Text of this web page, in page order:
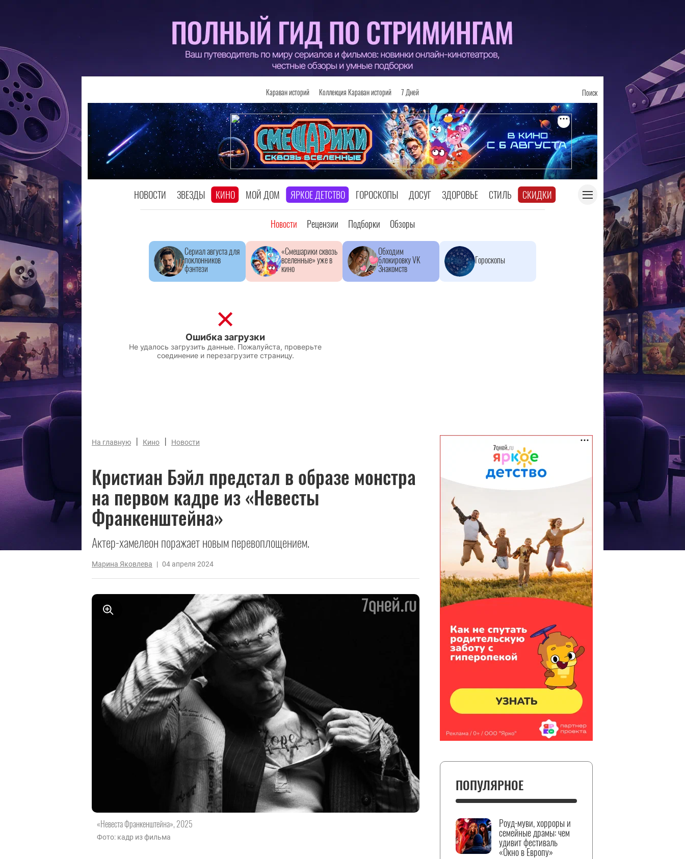
Караван историй Коллекция Караван историй 7 Дней Поиск
НОВОСТИ ЗВЕЗДЫ КИНО МОЙ ДОМ ЯРКОЕ ДЕТСТВО ГОРОСКОПЫ ДОСУГ ЗДОРОВЬЕ СТИЛЬ СКИДКИ
Новости Рецензии Подборки Обзоры
Сериал августа для
поклонников
фэнтези
«Смешарики сквозь
вселенные» уже в
кино
Обходим
блокировку VK
Знакомств
Гороскопы
На главную | Кино | Новости
Кристиан Бэйл предстал в образе монстра
на первом кадре из «Невесты
Франкенштейна»
Актер-хамелеон поражает новым перевоплощением.
Марина Яковлева | 04 апреля 2024
«Невеста Франкенштейна», 2025
Фото: кадр из фильма
ПОПУЛЯРНОЕ
Роуд-муви, хорроры и
семейные драмы: чем
удивит фестиваль
«Окно в Европу»